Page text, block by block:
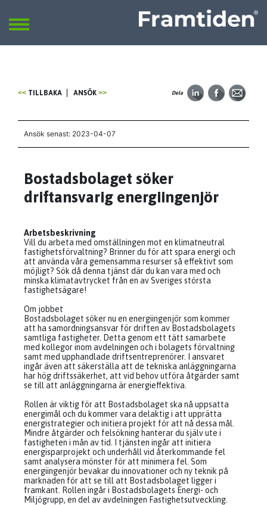
SÖK
TILLBAKA ANSÖK Dela
Ansök senast: 2023-04-07
Bostadsbolaget söker
driftansvarig energiingenjör
Arbetsbeskrivning
Vill du arbeta med omställningen mot en klimatneutral
fastighetsförvaltning? Brinner du för att spara energi och
att använda våra gemensamma resurser så effektivt som
möjligt? Sök då denna tjänst där du kan vara med och
minska klimatavtrycket från en av Sveriges största
fastighetsägare!
Om jobbet
Bostadsbolaget söker nu en energiingenjör som kommer
att ha samordningsansvar för driften av Bostadsbolagets
samtliga fastigheter. Detta genom ett tätt samarbete
med kollegor inom avdelningen och i bolagets förvaltning
samt med upphandlade driftsentreprenörer. I ansvaret
ingår även att säkerställa att de tekniska anläggningarna
har hög driftssäkerhet, att vid behov utföra åtgärder samt
se till att anläggningarna är energieffektiva.
Rollen är viktig för att Bostadsbolaget ska nå uppsatta
energimål och du kommer vara delaktig i att upprätta
energistrategier och initiera projekt för att nå dessa mål.
Mindre åtgärder och felsökning hanterar du själv ute i
fastigheten i mån av tid. I tjänsten ingår att initiera
energisparprojekt och underhåll vid återkommande fel
samt analysera mönster för att minimera fel. Som
energiingenjör bevakar du innovationer och ny teknik på
marknaden för att se till att Bostadsbolaget ligger i
framkant. Rollen ingår i Bostadsbolagets Energi- och
Miljögrupp, en del av avdelningen Fastighetsutveckling.